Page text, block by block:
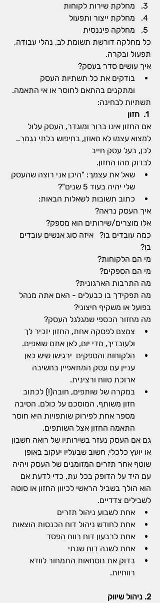
מחלקת שירות לקוחות
מחלקת ייצור ותפעול
מחלקה פיננסית
כל מחלקה דורשת תשומת לב, נהלי עבודה,
תפעול ובקרה.
איך עושים סדר בעסק?
בודקים את כל תשתיות העסק
ומתקנים בהתאם לחוסר או אי התאמה.
תשתיות לבחינה:
אם החזון אינו ברור ומוגדר, העסק עלול
למצוא עצמו לא מאוזן, בחיפוש בלתי נגמר..
לכן, בעל עסק חייב
לבדוק מהו החזון.
שאל את עצמך: "היכן אני רוצה שהעסק
שלי יהיה בעוד 5 שנים"?
כתוב תשובות לשאלות הבאות:
איך העסק נראה?
אלו מוצרים/שירותים הוא מספק?
כמה עובדים בו?   איזה סוג אנשים עובדים
בו?
מי הם הלקוחות?
מי הם הספקים?
מה התרבות הארגונית?
מה תפקידך בו כבעלים - האם אתה מנהל
בפועל או משקיף חיצוני?
מה מחזור הכספי שמגלגל העסק?
צמצם לפסקה אחת, החזון יזכיר לך
ולעובדיך, מדי יום, לאן אתם שואפים.
הלקוחות והספקים  ירגישו שיש כאן
עניין עם עסק המתאפיין בחשיבה
ארוכת טווח ורצינית.
במקרה של שותפים, חובה(!) לכתוב
חזון משותף, המוסכם על כולם. הסיבה
מספר אחת לפירוק שותפויות היא חוסר
התאמה החזון אצל השותפים.
גם אם העסק נעזר בשירותיו של רואה חשבון
או יועץ כלכלי, חשוב שבעליו יעקוב באופן
שוטף אחר תזרים המזומנים של העסק ויהיה
עם היד על הדופק בכל עת, כדי לדעת אם
הוא הולך בשביל הראשי לכיוון החזון או סוטה
לשבילים צדדיים.
אחת לשבוע ניהול תזרים
אחת לחודש ניהול דוח הכנסות הוצאות
אחת לרבעון דוח רווח הפסד
אחת לשנה דוח שנתי
בדוק את נוסחאות התמחור לוודא
רווחיות.
2. ניהול שיווק